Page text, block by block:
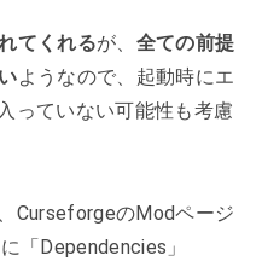
てくれるが、 全ての前提
ようなので、起動時にエ
っていない可能性も考慮
CurseforgeのModページ
「Dependencies」